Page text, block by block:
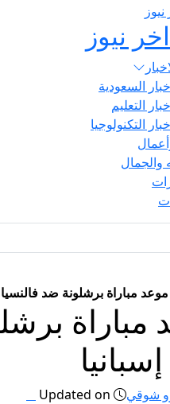
نيوز
السعودية
التعليم
التكنولوجيا
والجمال
موعد مباراة برشلونة ضد
مباراة
شوقي Updated on